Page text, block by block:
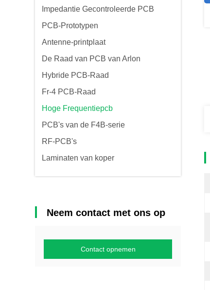
Impedantie Gecontroleerde PCB
PCB-Prototypen
Antenne-printplaat
De Raad van PCB van Arlon
Hybride PCB-Raad
Fr-4 PCB-Raad
Hoge Frequentiepcb
PCB's van de F4B-serie
RF-PCB's
Laminaten van koper
Neem contact met ons op
Contact opnemen